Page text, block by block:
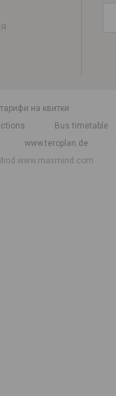
тарифи на квитки
Bus timetable
www.teroplan.de
www.maxmind.com